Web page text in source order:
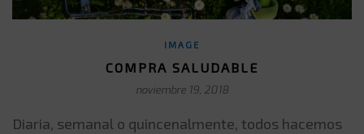
IMAGE
COMPRA SALUDABLE
noviembre 19, 2018
Diaria, semanal o quincenalmente, todos hacemos